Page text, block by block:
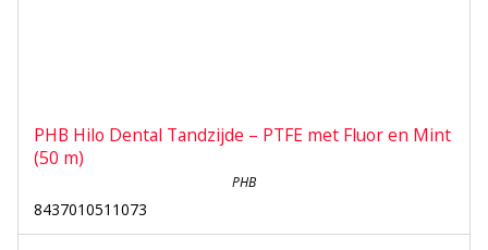
PHB Hilo Dental Tandzijde – PTFE met Fluor en Mint
(50 m)
PHB
8437010511073